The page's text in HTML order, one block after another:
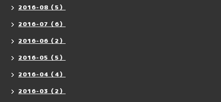
2016-08（5）
2016-07（6）
2016-06（2）
2016-05（5）
2016-04（4）
2016-03（2）